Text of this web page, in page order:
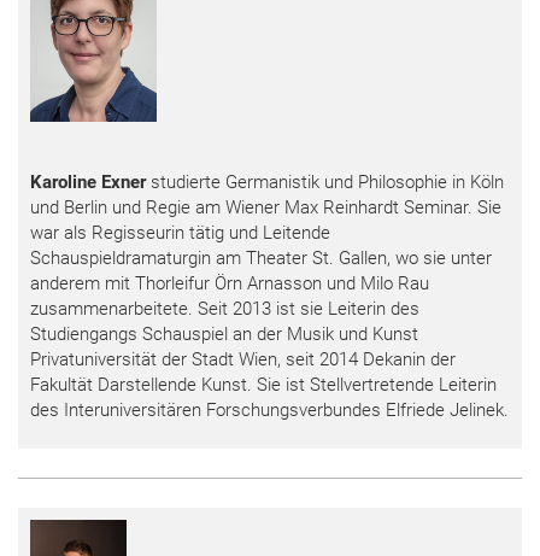
Karoline Exnerstudierte Germanistik und Philosophie in Köln
und Berlin und Regie am Wiener Max Reinhardt Seminar. Sie
war als Regisseurin tätig und Leitende
Schauspieldramaturgin am Theater St. Gallen, wo sie unter
anderem mit Thorleifur Örn Arnasson und Milo Rau
zusammenarbeitete. Seit 2013 ist sie Leiterin des
Studiengangs Schauspiel an der Musik und Kunst
Privatuniversität der Stadt Wien, seit 2014 Dekanin der
Fakultät Darstellende Kunst. Sie ist Stellvertretende Leiterin
des Interuniversitären Forschungsverbundes Elfriede Jelinek.